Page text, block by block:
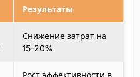
Результаты
Снижение затрат на
15-20%